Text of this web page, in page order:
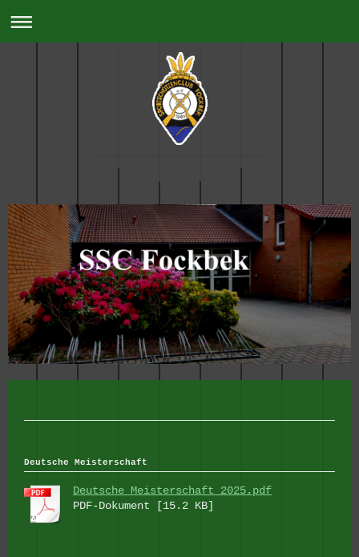
Deutsche Meisterschaft
Deutsche Meisterschaft 2025.pdf
PDF-Dokument [15.2 KB]